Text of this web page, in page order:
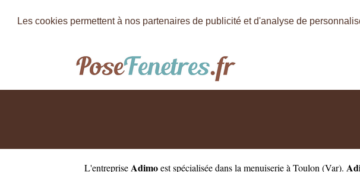
Les cookies permettent à nos partenaires de publicité et d'analyse de
L'entreprise Adimoestspécialisée dans la menuiserie à Toulon (Var).